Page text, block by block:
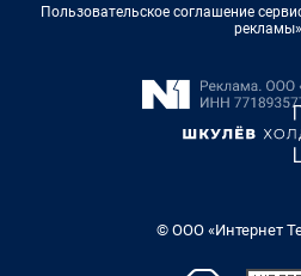
Пользовательское соглашение
рекламы»
© ООО «Интернет